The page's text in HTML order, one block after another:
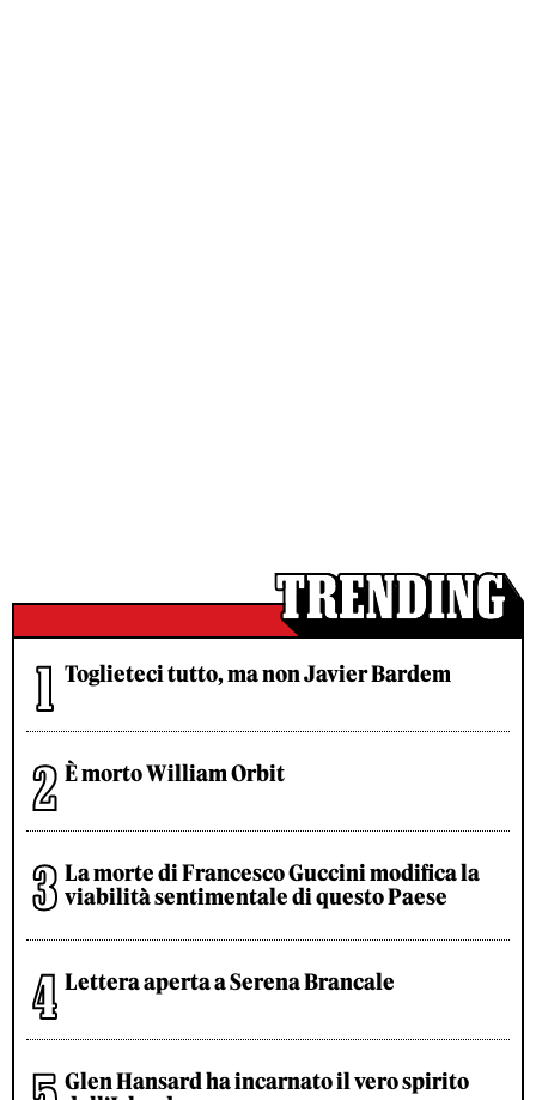
Toglieteci tutto, ma non Javier Bardem
È morto William Orbit
La morte di Francesco Guccini modifica la
viabilità sentimentale di questo Paese
Lettera aperta a Serena Brancale
Glen Hansard ha incarnato il vero spirito